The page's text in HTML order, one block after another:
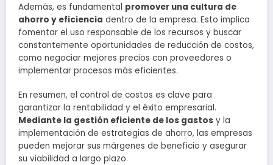
Además, es fundamental promover una cultura de
ahorro y eficiencia dentro de la empresa. Esto implica
fomentar el uso responsable de los recursos y buscar
constantemente oportunidades de reducción de costos,
como negociar mejores precios con proveedores o
implementar procesos más eficientes.
En resumen, el control de costos es clave para
garantizar la rentabilidad y el éxito empresarial.
Mediante la gestión eficiente de los gastos y la
implementación de estrategias de ahorro, las empresas
pueden mejorar sus márgenes de beneficio y asegurar
su viabilidad a largo plazo.